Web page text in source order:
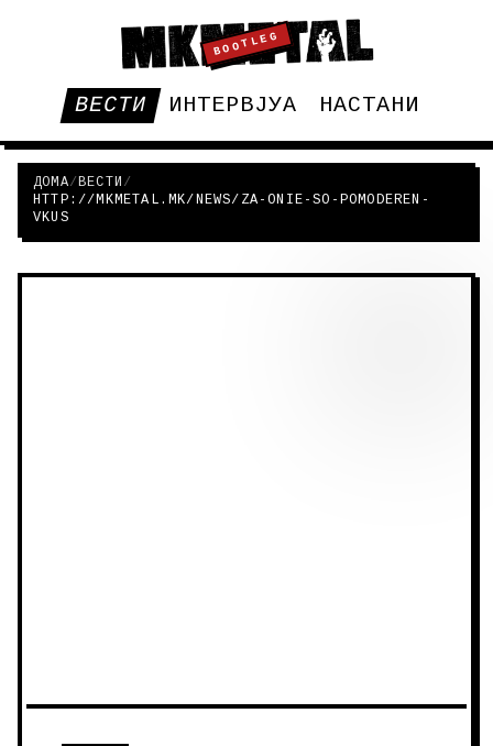
BOOTLEG
ВЕСТИ ИНТЕРВЈУА НАСТАНИ
ДОМА/ВЕСТИ /
HTTP://MKMETAL.MK/NEWS/ZA-ONIE-SO-POMODEREN-
VKUS